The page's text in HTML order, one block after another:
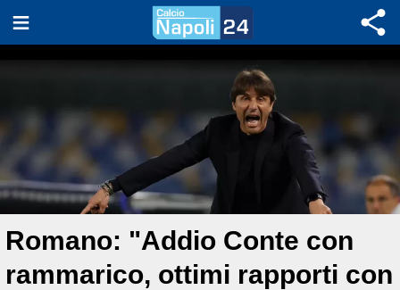
Romano: "Addio Conte con
rammarico, ottimi rapporti con